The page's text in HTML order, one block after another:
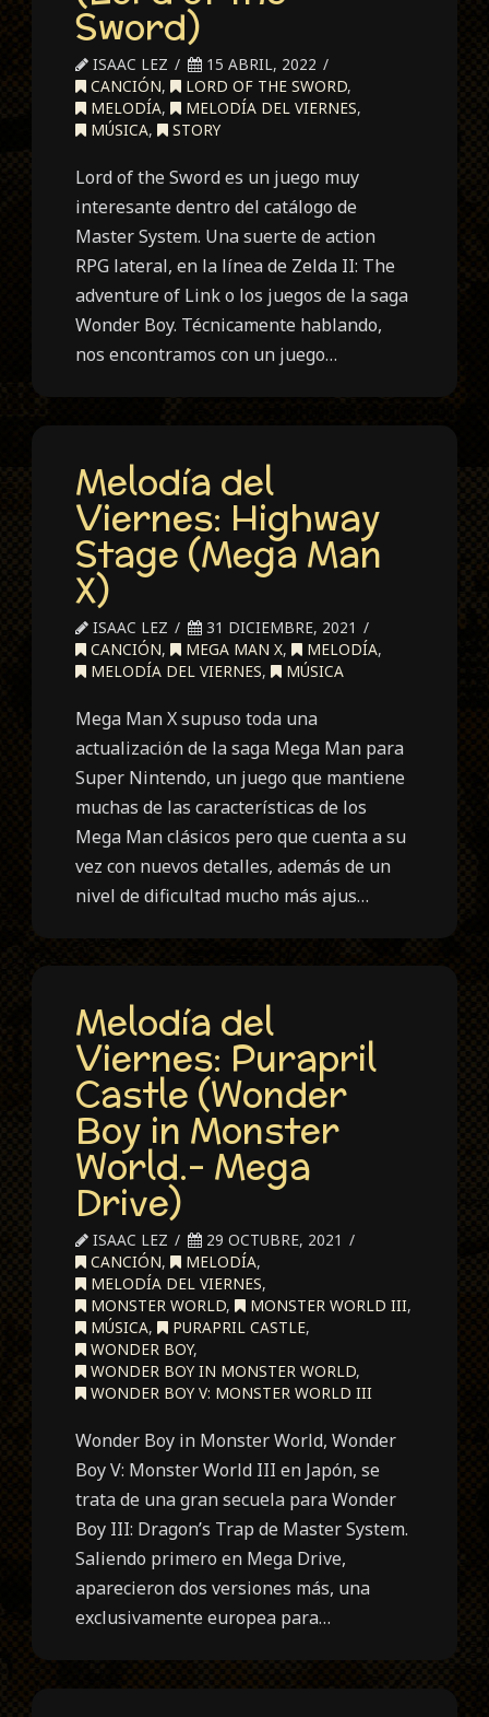
Sword)
ISAAC LEZ
15 ABRIL, 2022
CANCIÓN, LORD OF THE SWORD,
MELODÍA, MELODÍA DEL VIERNES,
MÚSICA, STORY
Lord of the Sword es un juego muy
interesante dentro del catálogo de
Master System. Una suerte de action
RPG lateral, en la línea de Zelda II: The
adventure of Link o los juegos de la saga
Wonder Boy. Técnicamente hablando,
nos encontramos con un juego…
Melodía del
Viernes: Highway
Stage (Mega Man
X)
ISAAC LEZ
31 DICIEMBRE, 2021
CANCIÓN, MEGA MAN X, MELODÍA,
MELODÍA DEL VIERNES, MÚSICA
Mega Man X supuso toda una
actualización de la saga Mega Man para
Super Nintendo, un juego que mantiene
muchas de las características de los
Mega Man clásicos pero que cuenta a su
vez con nuevos detalles, además de un
nivel de dificultad mucho más ajus…
Melodía del
Viernes: Purapril
Castle (Wonder
Boy in Monster
World.- Mega
Drive)
ISAAC LEZ
29 OCTUBRE, 2021
CANCIÓN, MELODÍA,
MELODÍA DEL VIERNES,
MONSTER WORLD, MONSTER WORLD III,
MÚSICA, PURAPRIL CASTLE,
WONDER BOY,
WONDER BOY IN MONSTER WORLD,
WONDER BOY V: MONSTER WORLD III
Wonder Boy in Monster World, Wonder
Boy V: Monster World III en Japón, se
trata de una gran secuela para Wonder
Boy III: Dragon’s Trap de Master System.
Saliendo primero en Mega Drive,
aparecieron dos versiones más, una
exclusivamente europea para…